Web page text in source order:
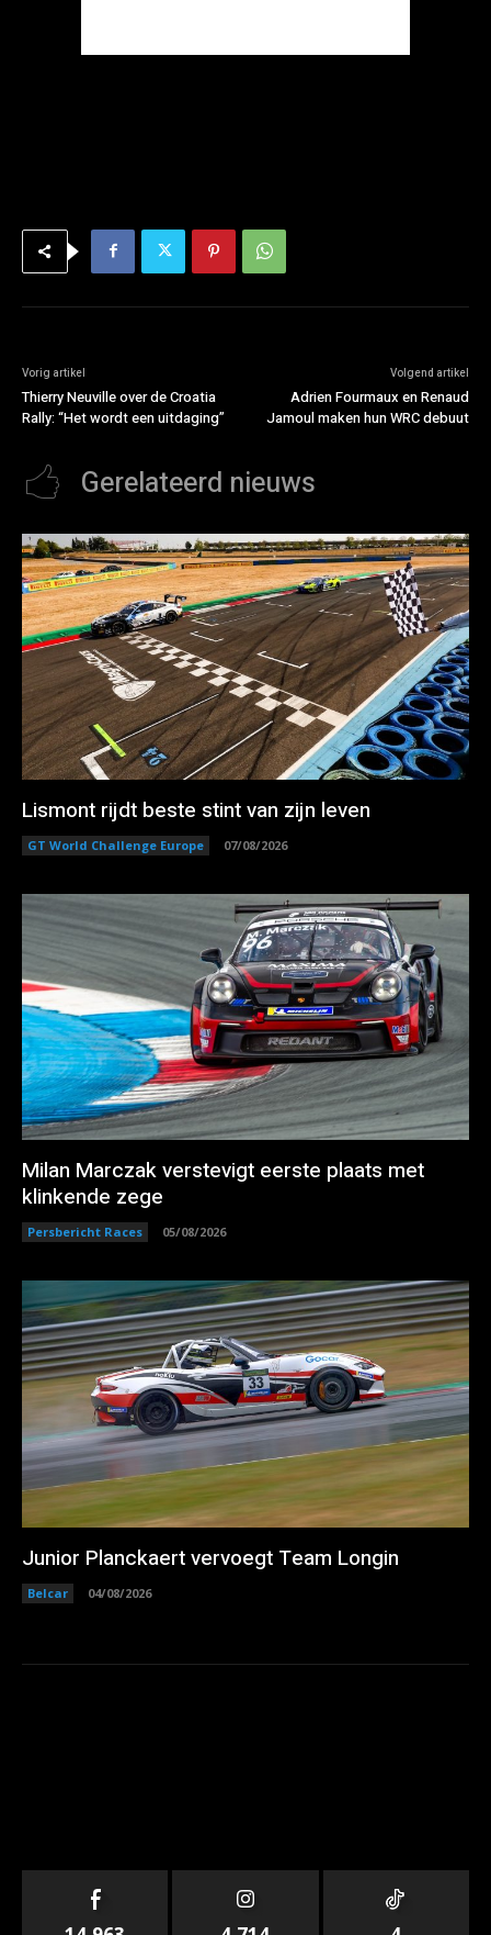
Vorig artikel
Thierry Neuville over de Croatia
Rally: “Het wordt een uitdaging”
Volgend artikel
Adrien Fourmaux en Renaud
Jamoul maken hun WRC debuut
Gerelateerd nieuws
Lismont rijdt beste stint van zijn leven
GT World Challenge Europe 07/08/2026
Milan Marczak verstevigt eerste plaats met
klinkende zege
Persbericht Races 05/08/2026
Junior Planckaert vervoegt Team Longin
Belcar 04/08/2026